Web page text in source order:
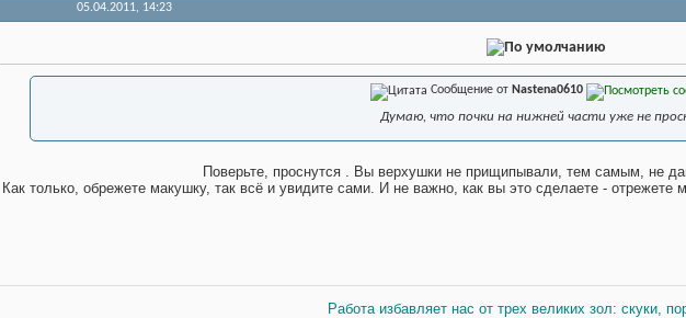
05.04.2011, 14:23
Сообщение от Nastena0610
Думаю, что почки на нижней части уже не
Поверьте, проснутся . Вы верхушки не прищипывали, тем самым, не
Как только, обрежете макушку, так всё и увидите сами. И не важно, как вы это сделаете -
Работа избавляет нас от трех великих зол: скуки,